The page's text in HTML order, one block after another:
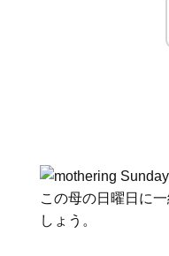
この母の日曜日に
しょう。